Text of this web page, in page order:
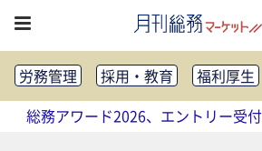
労務管理 採用・教育
福利厚生
健康経営
働き方改革
法務・コンプライアンス
総務アワード2026、エントリー受付